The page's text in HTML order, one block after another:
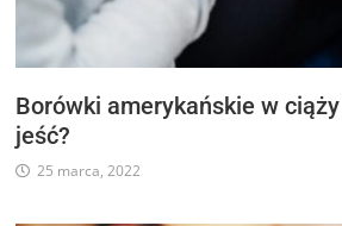
Borówki amerykańskie w
jeść?
25 marca, 2022